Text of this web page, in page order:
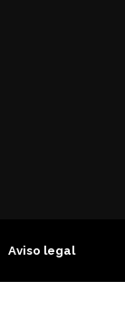
Aviso legal